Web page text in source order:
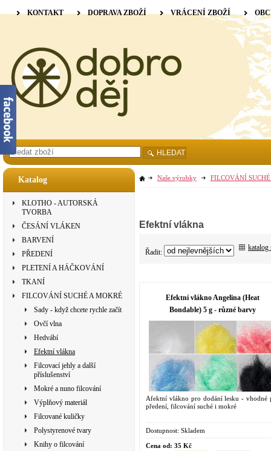
Katalog
KLOTHO - AUTORSKÁ
TVORBA
ČESÁNÍ VLÁKEN
BARVENÍ
PŘEDENÍ
PLETENÍ A HÁČKOVÁNÍ
TKANÍ
FILCOVÁNÍ SUCHÉ A MOKRÉ
Sady - když chcete rychle začít
Ovčí vlna
Hedvábí
Efektní vlákna
Filcovací jehly a další
příslušenství
Mokré a nuno filcování
Výplňový materiál
Filcované kuličky
Polystyrenové tvary
Knihy o filcování
Naše výrobky FILCOVÁNÍ
Efektní vlákna
Řadit:
katalog
Efektní vlákno Angelina (Heat
Bondable) 5 g - různé barvy
Afektní vlákno pro dodání lesku - vhodné
předení, filcování suché i mokré
Dostupnost: Skladem
Cena od: 35 Kč
KONTAKT DOPRAVA ZBOŽÍ VRÁCENÍ ZBOŽÍ
HLEDAT